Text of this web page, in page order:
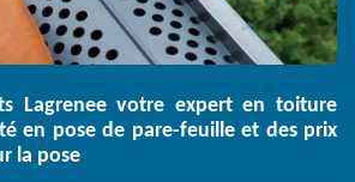
Lagrenee votre expert en toiture
en pose de pare-feuille et des prix
la pose